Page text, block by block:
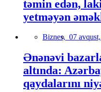
təmin edən,
yetməyən
Biznes, 07
Ənənəvi
altında:
qaydalarını